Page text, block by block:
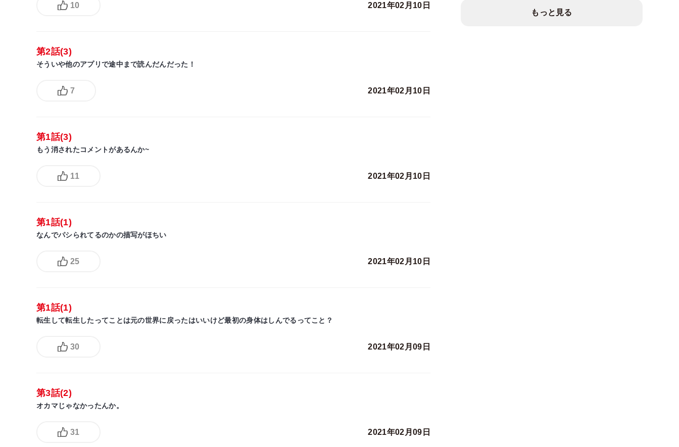
10 2021年02月10日
第2話(3)
そういや他のアプリで途中まで読んだんだった！
7 2021年02月10日
第1話(3)
もう消されたコメントがあるんか~
11 2021年02月10日
第1話(1)
なんでパシられてるのかの描写がほちい
25 2021年02月10日
第1話(1)
転生して転生したってことは元の世界に戻ったはいいけど最初の身体はしんでるってこと？
30 2021年02月09日
第3話(2)
オカマじゃなかったんか。
31 2021年02月09日
もっと見る